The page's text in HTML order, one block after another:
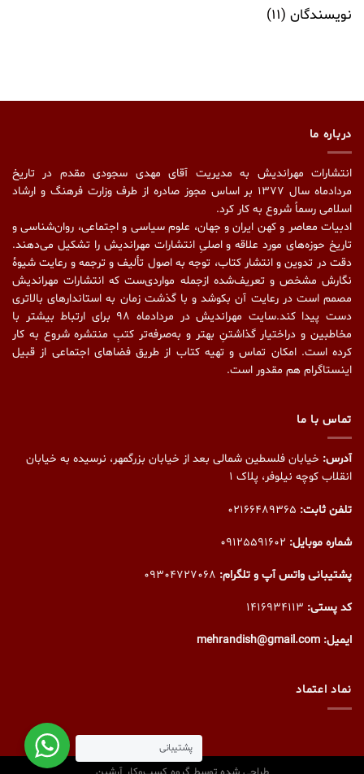
نویسندگان (۱۱)
درباره ما
انتشارات مهراندیش به مدیریت آقای مهدی سجودی مقدم در تاریخ
مردادماه سال ۱۳۷۷ بر اساس مجوز صادره از طرف وزارت فرهنگ و ارشاد
اسلامی رسماً شروع به کار کرد.
ادبیات معاصر و کهن ایران و جهان، علوم سیاسی و اجتماعی، روان‌شناسی و
تاریخ حوزه‌های مورد علاقه و اصلیِ انتشارات مهراندیش را تشکیل می‌دهند.
دقت در تدوین و انتشار کتاب،‌ توجه به اصول تألیف و ترجمه و رعایت شیوهٔ
نگارش مشخص و تعریف‌شده ازجمله مواردی‌ست که انتشارات مهراندیش
مصمم است در رعایت آن بکوشد و با گذشت زمان به استاندارهای بالاتری
دست پیدا کند.سایت مهراندیش در مردادماه ۹۸ برای ارتباط بیشتر با
مخاطبین و دراختیار گذاشتنِ بهتر و به‌صرفه‌تر کتبِ منتشره شروع به کار
کرده است. امکان تماس و تهیه کتاب از طریق فضاهای اجتماعی از قبیل
اینستاگرام هم مقدور است.
تماس با ما
آدرس: خیابان فلسطین شمالی بعد از خیابان بزرگمهر، نرسیده به خیابان
انقلاب کوچه نیلوفر، پلاک ۱
تلفن ثابت:
شماره موبایل:
پشتیبانی واتس آپ و تلگرام:
کد پستی:
ایمیل: mehrandish@gmail.com
نماد اعتماد
پشتیبانی